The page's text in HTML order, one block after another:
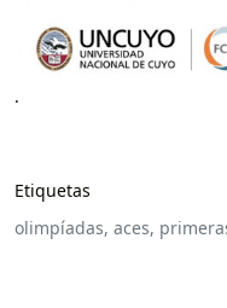
.
Etiquetas
olimpíadas, aces,